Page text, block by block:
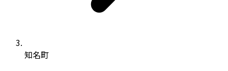
知名町